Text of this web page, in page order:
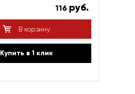
116 руб.
В корзину
Купить в 1 клик